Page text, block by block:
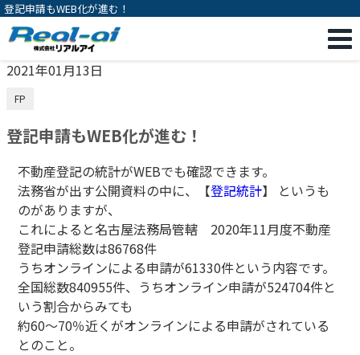
登記申請もWEB化が進む！
2021年01月13日
FP
登記申請もWEB化が進む！
不動産登記の統計がWEBでも確認できます。
法務省が出す公開資料の中に、【登記統計】 というも
のがありますが、
これによると名古屋法務局管轄 2020年11月度不動産
登記申請総数は86768件
うちオンラインによる申請が61330件という内容です。
全国総数840955件、うちオンライン申請が524704件と
いう割合からみても
約60～70％近くがオンラインによる申請がされている
とのこと。